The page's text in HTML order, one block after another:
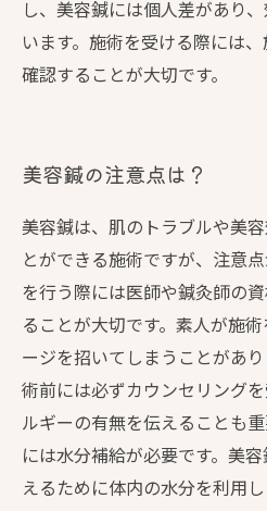
し、美容鍼には個人差があり
います。施術を受ける際には
確認することが大切です。
美容鍼の注意点は？
美容鍼は、肌のトラブルや美
とができる施術ですが、注意
を行う際には医師や鍼灸師の
ることが大切です。素人が施
ージを招いてしまうことがあ
術前には必ずカウンセリング
ルギーの有無を伝えることも
には水分補給が必要です。美
えるために体内の水分を利用